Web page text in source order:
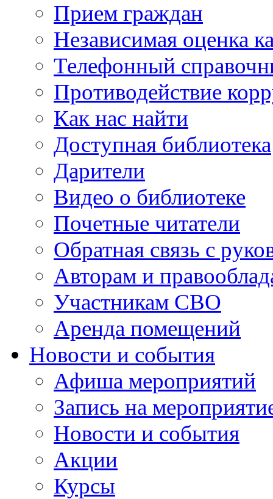
Прием граждан
Независимая оценка
Телефонный
Противодействие
Как нас найти
Доступная библиотека
Дарители
Видео о библиотеке
Почетные читатели
Обратная связь с
Авторам и
Участникам СВО
Аренда помещений
Новости и события
Афиша мероприятий
Запись на
Новости и события
Акции
Курсы